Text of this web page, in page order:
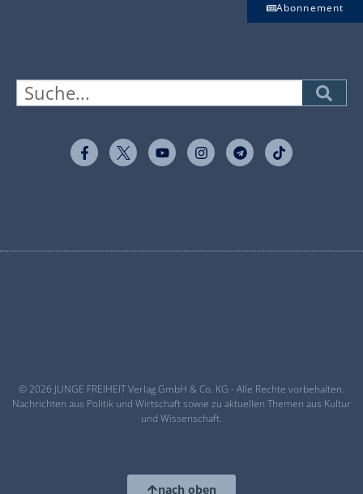
Abonnement
© 2026 JUNGE FREIHEIT Verlag GmbH & Co. KG - Alle Rechte vorbehalten.
Nachrichten aus Politik und Wirtschaft sowie zu aktuellen Themen aus Kultur
und Wissenschaft.
nach oben